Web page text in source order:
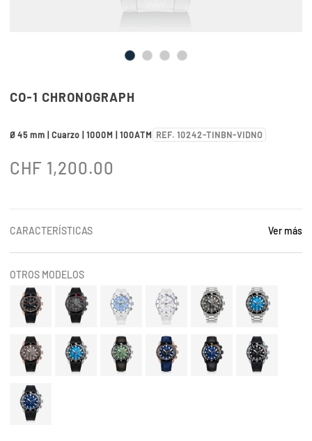
CO-1 CHRONOGRAPH
Ø 45 mm | Cuarzo | 1000M | 100ATM REF. 10242-TINBN-VIDNO
CHF 1,200.00
CARACTERÍSTICAS Ver más
OTROS MODELOS